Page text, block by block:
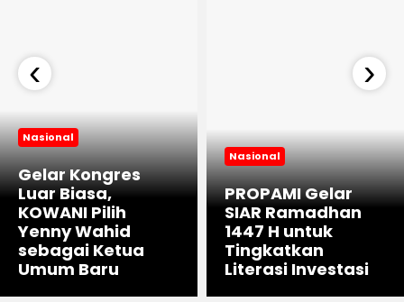
Nasional
Gelar Kongres
Luar Biasa,
KOWANI Pilih
Yenny Wahid
sebagai Ketua
Umum Baru
Nasional
PROPAMI Gelar
SIAR Ramadhan
1447 H untuk
Tingkatkan
Literasi Investasi
‹ ›